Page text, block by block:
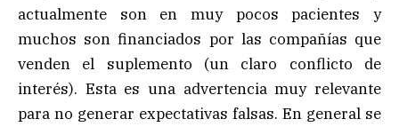
actualmente son en muy pocos pacientes y
muchos son financiados por las compañías que
venden el suplemento (un claro conflicto de
interés). Esta es una advertencia muy relevante
para no generar expectativas falsas. En general se